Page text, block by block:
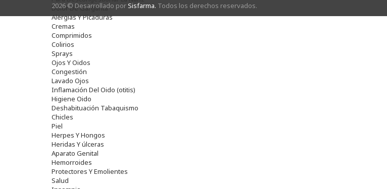
Dolor De Garganta
Alergias Y Picaduras
Cremas
Comprimidos
Colirios
Sprays
Ojos Y Oidos
Congestión
Lavado Ojos
Inflamación Del Oido (otitis)
Higiene Oido
Deshabituación Tabaquismo
Chicles
Piel
Herpes Y Hongos
Heridas Y úlceras
Aparato Genital
Hemorroides
Protectores Y Emolientes
Salud
2026 © Desarrollado porSisfarma. Todos los derechos reservados.